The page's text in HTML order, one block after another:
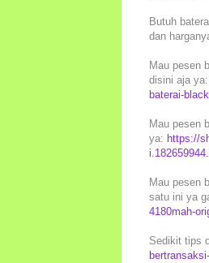
Butuh
dan
Mau pesen
disini aja ya:
baterai-
Mau pesen
ya: https://
Mau pesen
satu ini ya
4180mah-
Sedikit tips